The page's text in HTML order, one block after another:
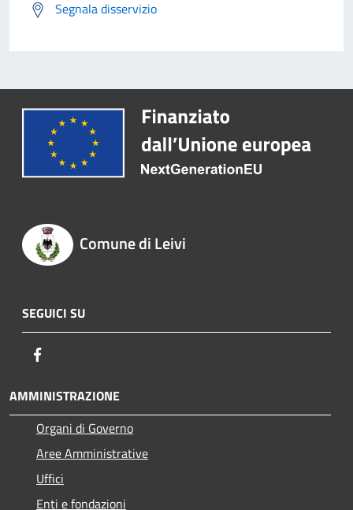
Segnala disservizio
Comune di Leivi
SEGUICI SU
AMMINISTRAZIONE
Organi di Governo
Aree Amministrative
Uffici
Enti e fondazioni